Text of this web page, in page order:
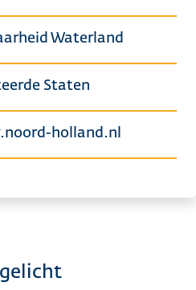
Waterland
Staten
holland.nl